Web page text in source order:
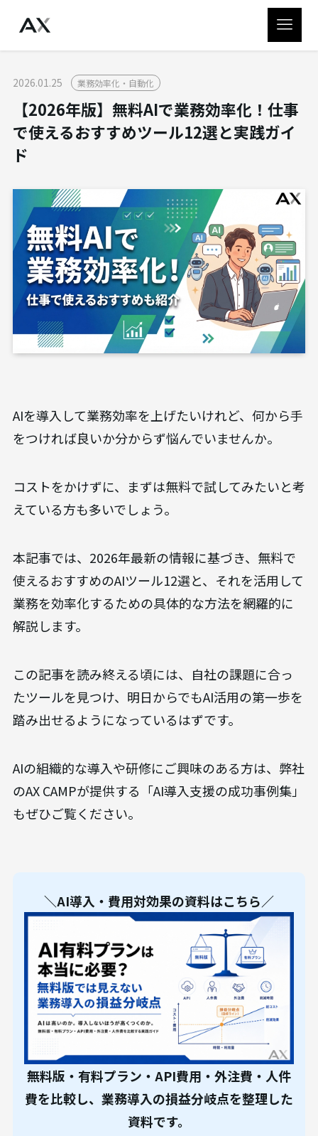
2026.01.25 業務効率化・自動化
【2026年版】無料AIで業務効率化！仕事
で使えるおすすめツール12選と実践ガイ
ド
AIを導入して業務効率を上げたいけれど、何から手
をつければ良いか分からず悩んでいませんか。
コストをかけずに、まずは無料で試してみたいと考
えている方も多いでしょう。
本記事では、2026年最新の情報に基づき、無料で
使えるおすすめのAIツール12選と、それを活用して
業務を効率化するための具体的な方法を網羅的に
解説します。
この記事を読み終える頃には、自社の課題に合っ
たツールを見つけ、明日からでもAI活用の第一歩を
踏み出せるようになっているはずです。
AIの組織的な導入や研修にご興味のある方は、弊社
のAX CAMPが提供する「AI導入支援の成功事例集」
もぜひご覧ください。
＼AI導入・費用対効果の資料はこちら／
無料版・有料プラン・API費用・外注費・人件
費を比較し、業務導入の損益分岐点を整理した
資料です。